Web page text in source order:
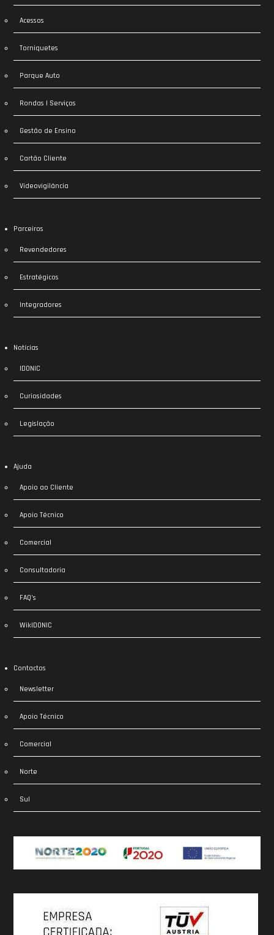
Acessos
Torniquetes
Parque Auto
Rondas | Serviços
Gestão de Ensino
Cartão Cliente
Videovigilância
Parceiros
Revendedores
Estratégicos
Integradores
Notícias
IDONIC
Curiosidades
Legislação
Ajuda
Apoio ao Cliente
Apoio Técnico
Comercial
Consultadoria
FAQ’s
WikIDONIC
Contactos
Newsletter
Apoio Técnico
Comercial
Norte
Sul